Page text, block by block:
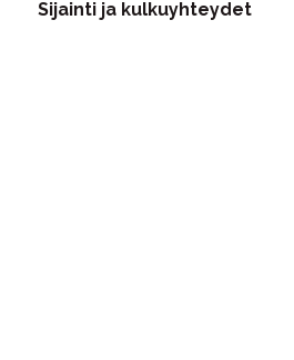
Sijainti ja kulkuyhteydet